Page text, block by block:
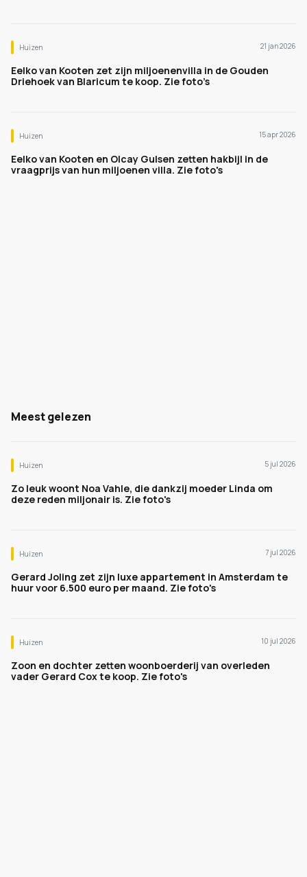
Huizen 21 jan 2026
Eelko van Kooten zet zijn miljoenenvilla in de Gouden
Driehoek van Blaricum te koop. Zie foto’s
Huizen 15 apr 2026
Eelko van Kooten en Olcay Gulsen zetten hakbijl in de
vraagprijs van hun miljoenen villa. Zie foto's
Meest gelezen
Huizen 5 jul 2026
Zo leuk woont Noa Vahle, die dankzij moeder Linda om
deze reden miljonair is. Zie foto's
Huizen 7 jul 2026
Gerard Joling zet zijn luxe appartement in Amsterdam te
huur voor 6.500 euro per maand. Zie foto's
Huizen 10 jul 2026
Zoon en dochter zetten woonboerderij van overleden
vader Gerard Cox te koop. Zie foto's